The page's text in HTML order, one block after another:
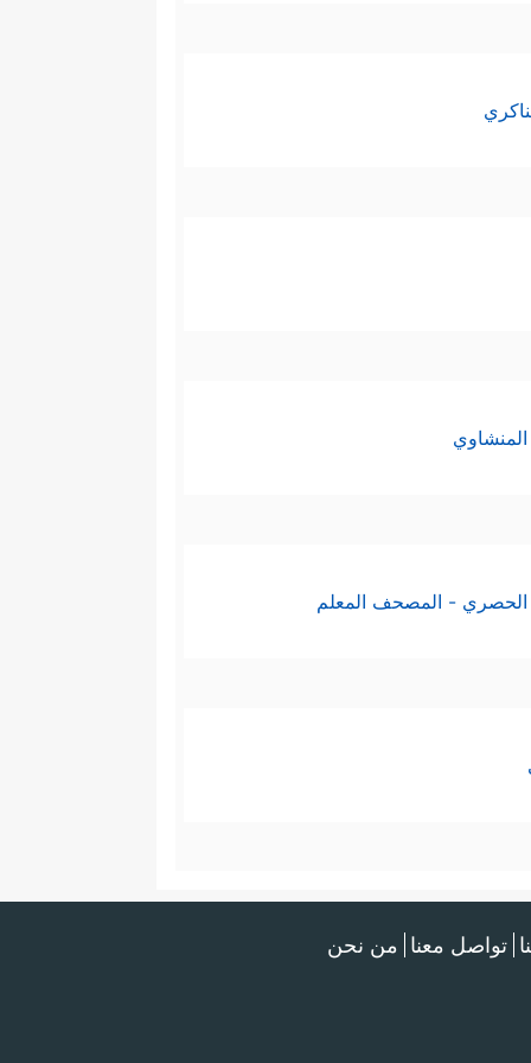
الحصري - المصحف المعلم
تواصل معنا من نحن